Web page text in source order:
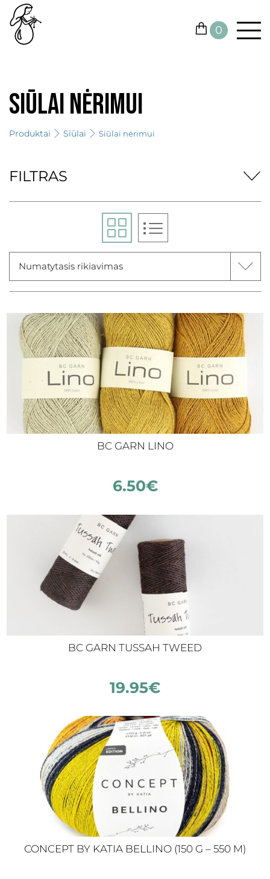
0
KONTAKTAI
VIRBALAI IR VĄŠELIAI
DOVANŲ KUPONAI
IŠPARDUOTUVĖ
Siūlai nėrimui
Produktai Siūlai Siūlai nėrimui
FILTRAS
Numatytasis rikiavimas
BC GARN LINO
6.50€
BC GARN TUSSAH TWEED
19.95€
CONCEPT BY KATIA BELLINO (150 G – 550 M)